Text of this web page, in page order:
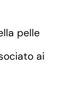
pelle
ai